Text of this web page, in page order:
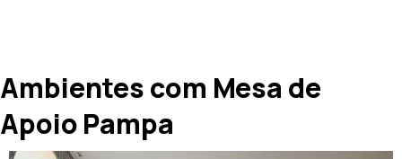
Ambientes com Mesa de
Apoio Pampa